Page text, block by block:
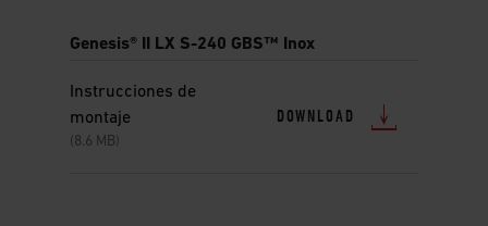
Genesis® II LX S-240 GBS™ Inox
Instrucciones de
montaje
(8.6 MB)
DOWNLOAD